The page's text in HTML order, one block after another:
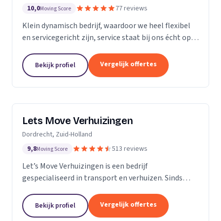
10,0Moving Score 77 reviews
Klein dynamisch bedrijf, waardoor we heel flexibel
en servicegericht zijn, service staat bij ons écht op
Bekijk profiel Vergelijk offertes
Lets Move Verhuizingen
Dordrecht, Zuid-Holland
9,8Moving Score 513 reviews
Let’s Move Verhuizingen is een bedrijf
gespecialiseerd in transport en verhuizen. Sinds
van de KvK. Door de toename van opdrachtgevers
hebben wij...
Bekijk profiel Vergelijk offertes